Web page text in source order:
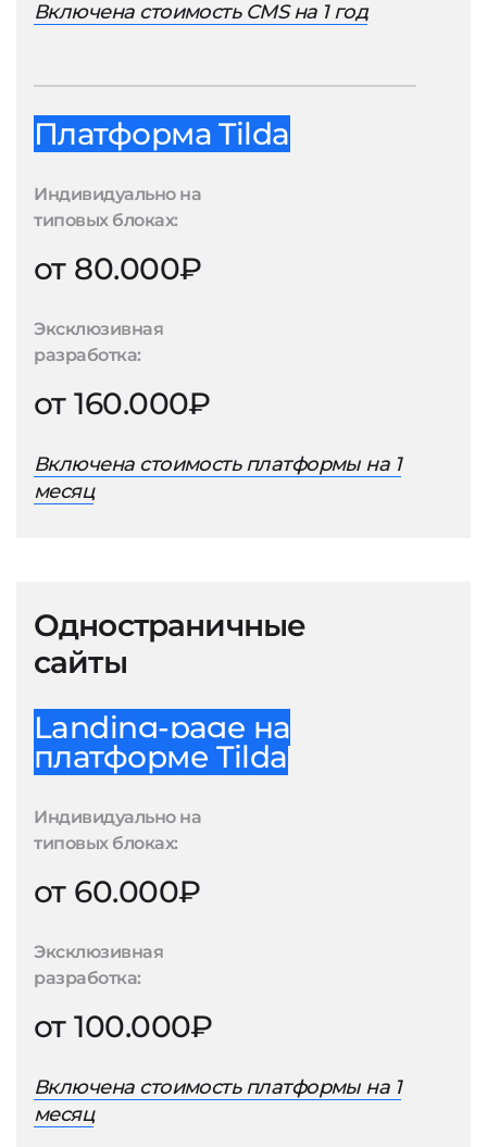
Включена стоимость CMS на 1 год
Платформа Tilda
Индивидуально на
типовых блоках:
от 80.000₽
Эксклюзивная
разработка:
от 160.000₽
Включена стоимость платформы на 1
месяц
Одностраничные
сайты
Landing-page на
платформе Tilda
Индивидуально на
типовых блоках:
от 60.000₽
Эксклюзивная
разработка:
от 100.000₽
Включена стоимость платформы на 1
месяц